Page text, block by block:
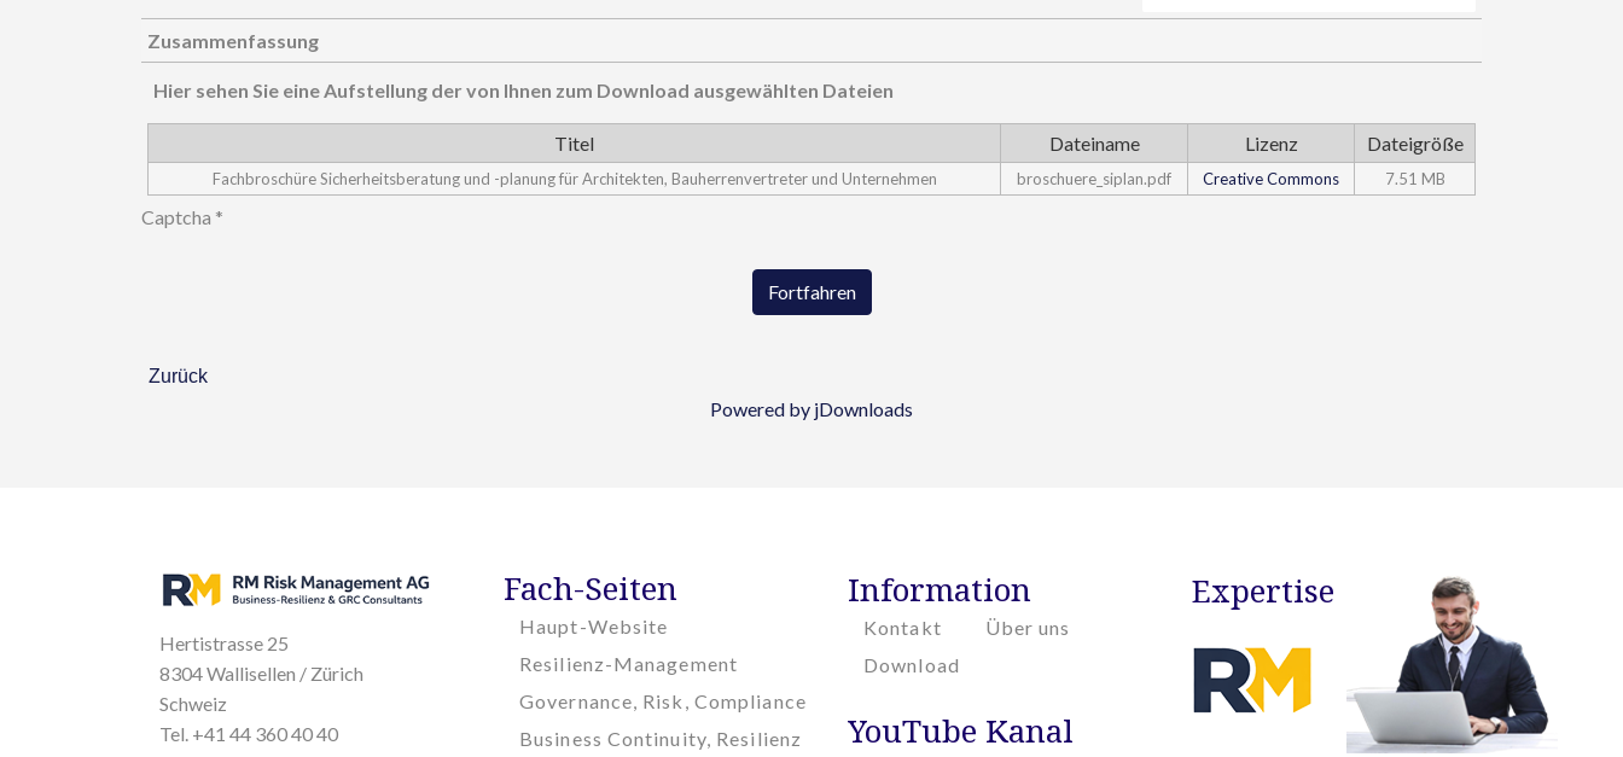
Zusammenfassung
Hier sehen Sie eine Aufstellung der von Ihnen zum Download ausgewählten Dateien
Titel Dateiname Lizenz Dateigröße
Fachbroschüre Sicherheitsberatung und -planung für Architekten, Bauherrenvertreter und Unternehmen broschuere_siplan.pdf Creative Commons 7.51 MB
Captcha *
Fortfahren
Zurück
Powered by jDownloads
Hertistrasse 25
8304 Wallisellen / Zürich
Schweiz
Tel. +41 44 360 40 40
Fach-Seiten
Haupt-Website
Resilienz-Management
Governance, Risk, Compliance
Business Continuity, Resilienz
Information
Kontakt
Über uns
Download
YouTube Kanal
Expertise